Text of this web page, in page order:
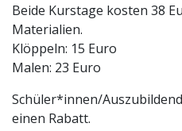
Beide Kurstage kosten 38
Materialien.
Klöppeln: 15 Euro
Malen: 23 Euro
Schüler*innen/
einen Rabatt.